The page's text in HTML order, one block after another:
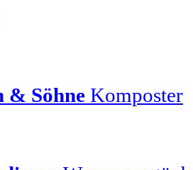
& Söhne Komposter